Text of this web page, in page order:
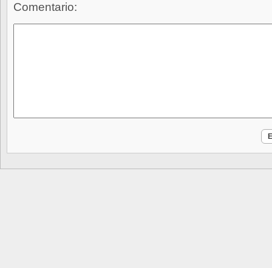
Comentario: